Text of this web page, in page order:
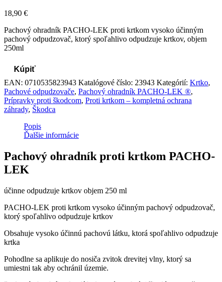
18,90 €
Pachový ohradník PACHO-LEK proti krtkom vysoko účinným
pachový odpudzovač, ktorý spoľahlivo odpudzuje krtkov, objem
250ml
Kúpiť
EAN: 0710535823943 Katalógové číslo: 23943 Kategórií: Krtko,
Pachové odpudzovače, Pachový ohradník PACHO-LEK ®,
Prípravky proti škodcom, Proti krtkom – kompletná ochrana
záhrady, Škodca
Popis
Ďalšie informácie
Pachový ohradník proti krtkom PACHO-
LEK
účinne odpudzuje krtkov objem 250 ml
PACHO-LEK proti krtkom vysoko účinným pachový odpudzovač,
ktorý spoľahlivo odpudzuje krtkov
Obsahuje vysoko účinnú pachovú látku, ktorá spoľahlivo odpudzuje
krtka
Pohodlne sa aplikuje do nosiča zvitok drevitej vlny, ktorý sa
umiestni tak aby ochránil územie.